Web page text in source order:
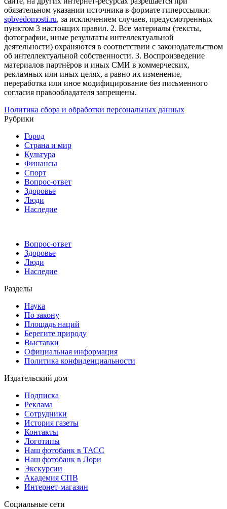
обязательном указании источника в формате гиперссылки:
spbvedomosti.ru, за исключением случаев, предусмотренных
пунктом 3 настоящих правил. 2. Все материалы (тексты,
фотографии, иные результаты интеллектуальной
деятельности) охраняются в соответствии с законодательством
об интеллектуальной собственности. 3. Воспроизведение
материалов партнёров и иных СМИ в коммерческих,
рекламных или иных целях, а равно их изменение,
переработка или иное модифицирование без письменного
согласия правообладателя запрещены.
Политика сбора и обработки персональных данных
Рубрики
Город
Страна и мир
Культура
Финансы
Спорт
Вопрос-ответ
Здоровье
Люди
Наследие
Вопрос-ответ
Здоровье
Люди
Наследие
Разделы
Наука
По закону
Площадь наций
Берегите природу
Выставки
Официальная информация
Политика конфиденциальности
Издательский дом
Подписка
Реклама
Сотрудники
История газеты
Контакты
Логотипы
Наш фотобанк в ТАСС
Наш фотобанк в Лори
Экскурсии
Академия СПВ
Интернет-магазин
Социальные сети